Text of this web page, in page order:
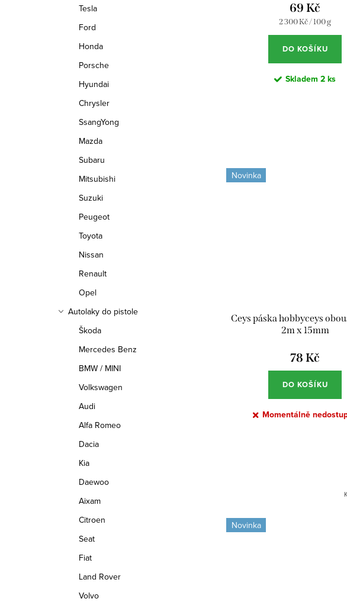
Tesla
Ford
Honda
Porsche
Hyundai
Chrysler
SsangYong
Mazda
Subaru
Mitsubishi
Suzuki
Peugeot
Toyota
Nissan
Renault
Opel
Autolaky do pistole
Škoda
Mercedes Benz
BMW / MINI
Volkswagen
Audi
Alfa Romeo
Dacia
Kia
Daewoo
Aixam
Citroen
Seat
Fiat
Land Rover
Volvo
69 Kč
Měrná
cena:
2 300 Kč / 100 g
DO KOŠÍKU
Skladem2 ks
Novinka
Ceys páska hobbyceys
2m x 15mm
78 Kč
DO KOŠÍKU
Momentálně
Novinka